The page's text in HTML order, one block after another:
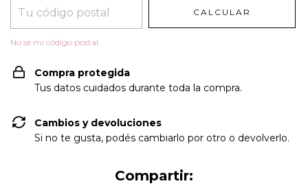
CALCULAR
No sé mi código postal
Compra protegida
Tus datos cuidados durante toda la compra.
Cambios y devoluciones
Si no te gusta, podés cambiarlo por otro o devolverlo.
Compartir: